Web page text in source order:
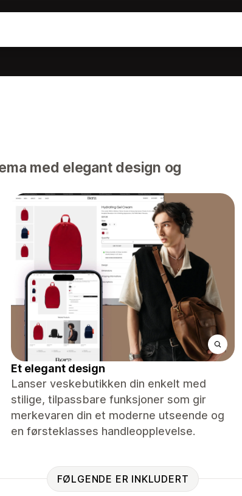
med elegant design og
Et elegant design
Lanser veskebutikken din enkelt med
stilige, tilpassbare funksjoner som gir
merkevaren din et moderne utseende og
en førsteklasses handleopplevelse.
FØLGENDE ER INKLUDERT